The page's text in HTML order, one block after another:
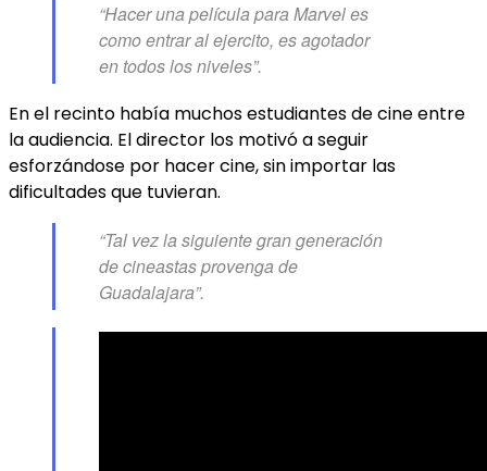
“Hacer una película para Marvel es
como entrar al ejercito, es agotador
en todos los niveles”.
En el recinto había muchos estudiantes de cine entre
la audiencia. El director los motivó a seguir
esforzándose por hacer cine, sin importar las
dificultades que tuvieran.
“Tal vez la siguiente gran generación
de cineastas provenga de
Guadalajara”.